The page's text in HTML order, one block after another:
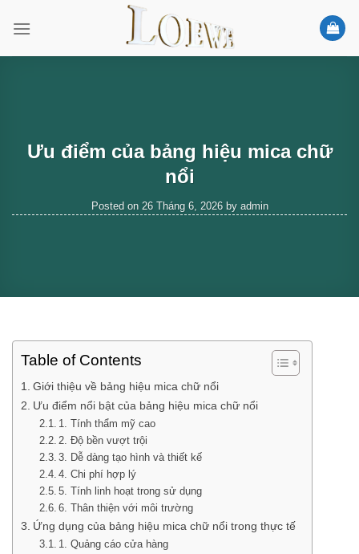
Ưu điểm của bảng hiệu mica chữ
nổi
Posted on 26 Tháng 6, 2026by admin
Table of Contents
Giới thiệu về bảng hiệu mica chữ nổi
Ưu điểm nổi bật của bảng hiệu mica chữ nổi
1. Tính thẩm mỹ cao
2. Độ bền vượt trội
3. Dễ dàng tạo hình và thiết kế
4. Chi phí hợp lý
5. Tính linh hoạt trong sử dụng
6. Thân thiện với môi trường
Ứng dụng của bảng hiệu mica chữ nổi trong thực tế
1. Quảng cáo cửa hàng